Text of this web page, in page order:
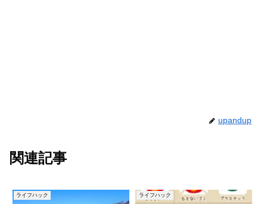
upandup
関連記事
ライフハック ライフハック